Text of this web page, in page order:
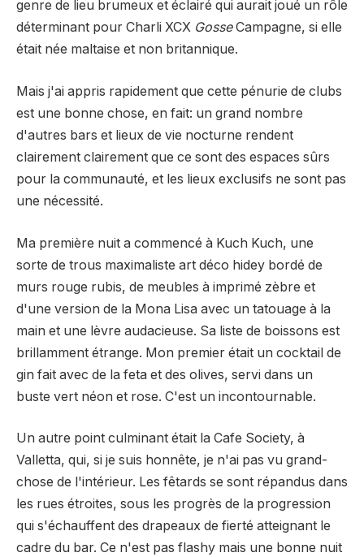
genre de lieu brumeux et éclairé qui aurait joué un rôle
déterminant pour Charli XCX GosseCampagne, si elle
était née maltaise et non britannique.
Mais j'ai appris rapidement que cette pénurie de clubs
est une bonne chose, en fait: un grand nombre
d'autres bars et lieux de vie nocturne rendent
clairement clairement que ce sont des espaces sûrs
pour la communauté, et les lieux exclusifs ne sont pas
une nécessité.
Ma première nuit a commencé à Kuch Kuch, une
sorte de trous maximaliste art déco hidey bordé de
murs rouge rubis, de meubles à imprimé zèbre et
d'une version de la Mona Lisa avec un tatouage à la
main et une lèvre audacieuse. Sa liste de boissons est
brillamment étrange. Mon premier était un cocktail de
gin fait avec de la feta et des olives, servi dans un
buste vert néon et rose. C'est un incontournable.
Un autre point culminant était la Cafe Society, à
Valletta, qui, si je suis honnête, je n'ai pas vu grand-
chose de l'intérieur. Les fêtards se sont répandus dans
les rues étroites, sous les progrès de la progression
qui s'échauffent des drapeaux de fierté atteignant le
cadre du bar. Ce n'est pas flashy mais une bonne nuit